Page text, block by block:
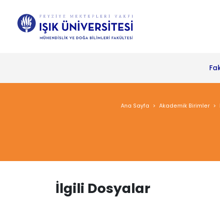
Ana Sayfa Akademik Birimler
İlgili Dosyalar